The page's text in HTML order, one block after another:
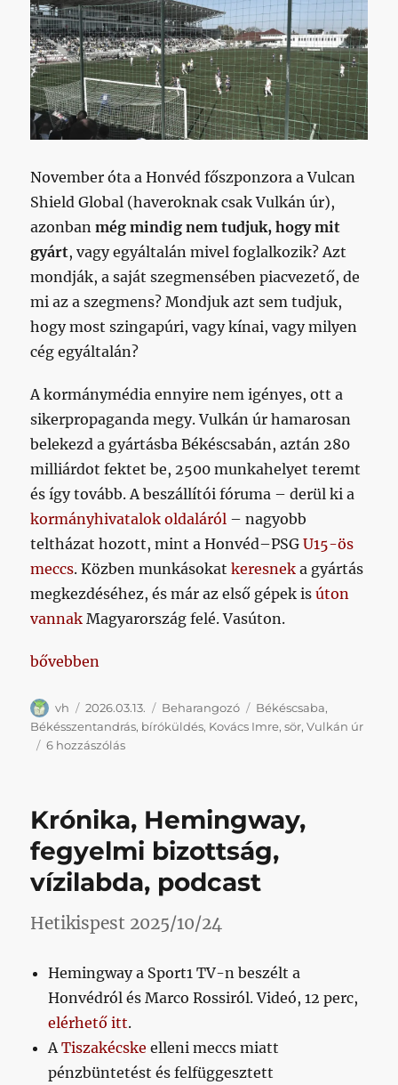
November óta a Honvéd főszponzora a Vulcan
Shield Global (haveroknak csak Vulkán úr),
azonbanmég mindig nem tudjuk, hogy mit
gyárt, vagy egyáltalán mivel foglalkozik? Azt
mondják, a saját szegmensében piacvezető, de
mi az a szegmens? Mondjuk azt sem tudjuk,
hogy most szingapúri, vagy kínai, vagy milyen
cég egyáltalán?
A kormánymédia ennyire nem igényes, ott a
sikerpropaganda megy. Vulkán úr hamarosan
belekezd a gyártásba Békéscsabán, aztán 280
milliárdot fektet be, 2500 munkahelyet teremt
és így tovább. A beszállítói fóruma – derül ki a
kormányhivatalok oldaláról – nagyobb
teltházat hozott, mint a Honvéd–PSGU15-ös
meccs. Közben munkásokatkeresnek a gyártás
megkezdéséhez, és már az első gépek isúton
vannak Magyarország felé. Vasúton.
„Vulkán úr földjére látogatunk”
bővebben
Szerző
vh Közzétéve
2026.03.13. Kategória
Beharangozó Címke
Békéscsaba,
Békésszentandrás, bíróküldés, Kovács Imre,sör,Vulkán úr
6 hozzászólásVulkán
című
bejegyzéshez
Krónika, Hemingway,
fegyelmi bizottság,
vízilabda, podcast
Hetikispest 2025/10/24
Hemingway a Sport1 TV-n beszélt a
Honvédról és Marco Rossiról. Videó, 12 perc,
elérhető itt.
ATiszakécske elleni meccs miatt
pénzbüntetést és felfüggesztett